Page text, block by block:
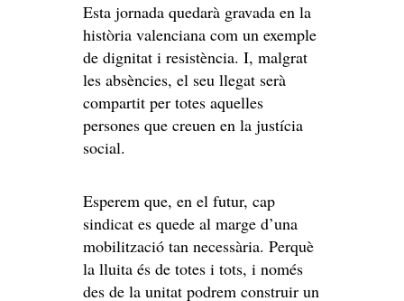
Esta jornada quedarà gravada en la
història valenciana com un exemple
de dignitat i resistència. I, malgrat
les absències, el seu llegat serà
compartit per totes aquelles
persones que creuen en la justícia
social.
Esperem que, en el futur, cap
sindicat es quede al marge d’una
mobilització tan necessària. Perquè
la lluita és de totes i tots, i només
des de la unitat podrem construir un